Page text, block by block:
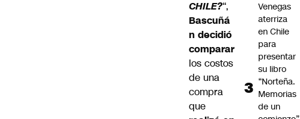
CHILE?“,
Bascuñá
n decidió
comparar
los costos
de una
compra
que
Venegas
aterriza
en Chile
para
presentar
su libro
“Norteña.
Memorias
de un